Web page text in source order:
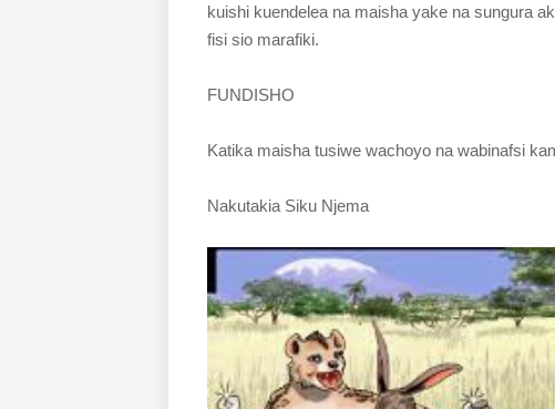
kuishi kuendelea na maisha yake na sungura
fisi sio marafiki.
FUNDISHO
Katika maisha tusiwe wachoyo na wabinafsi
Nakutakia Siku Njema